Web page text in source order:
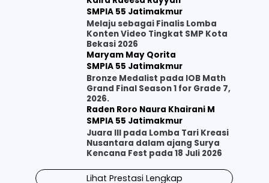
SMPIA 55 Jatimakmur
Melaju sebagai Finalis Lomba
Konten Video Tingkat SMP Kota
Bekasi 2026
Maryam May Qorita
SMPIA 55 Jatimakmur
Bronze Medalist pada IOB Math
Grand Final Season 1 for Grade 7,
2026.
Raden Roro Naura Khairani M
SMPIA 55 Jatimakmur
Juara III pada Lomba Tari Kreasi
Nusantara dalam ajang Surya
Kencana Fest pada 18 Juli 2026
Lihat Prestasi Lengkap